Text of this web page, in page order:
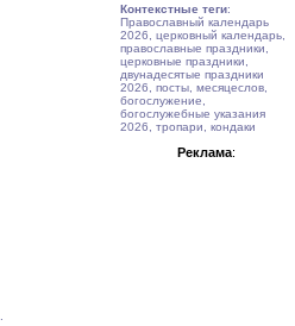
Контекстные теги:
Православный календарь
2026, церковный календарь,
православные праздники,
церковные праздники,
двунадесятые праздники
2026, посты, месяцеслов,
богослужение,
богослужебные указания
2026, тропари, кондаки
Реклама: